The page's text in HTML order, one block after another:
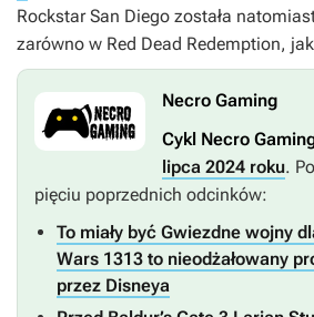
Rockstar San Diego została
zarówno w Red Dead Redemption,
Necro Gaming
Cykl Necro
lipca 2024 roku.
pięciu poprzednich odcinków:
To miały być Gwiezdne wojny
Wars 1313 to nieodżałowany
przez Disneya